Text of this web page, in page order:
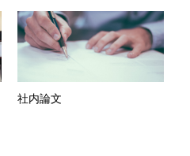
社内論文